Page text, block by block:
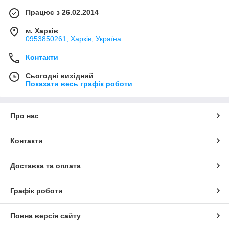
Працює з 26.02.2014
м. Харків
0953850261, Харків, Україна
Контакти
Сьогодні вихідний
Показати весь графік роботи
Про нас
Контакти
Доставка та оплата
Графік роботи
Повна версія сайту